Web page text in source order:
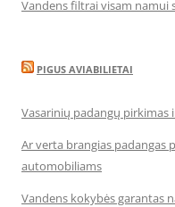
Vandens filtrai visam namui
PIGUS AVIABILIETAI
Vasarinių padangų pirkimas
Ar verta brangias padangas
automobiliams
Vandens kokybės garantas